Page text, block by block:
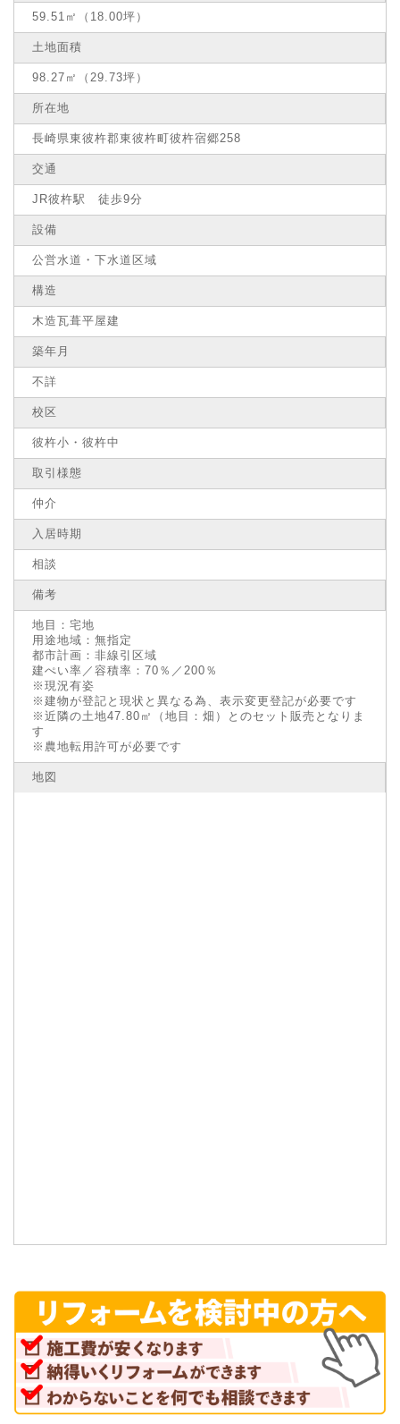
59.51㎡（18.00坪）
土地面積
98.27㎡（29.73坪）
所在地
長崎県東彼杵郡東彼杵町彼杵宿郷258
交通
JR彼杵駅 徒歩9分
設備
公営水道・下水道区域
構造
木造瓦葺平屋建
築年月
不詳
校区
彼杵小・彼杵中
取引様態
仲介
入居時期
相談
備考
地目：宅地
用途地域：無指定
都市計画：非線引区域
建ぺい率／容積率：70％／200％
※現況有姿
※建物が登記と現状と異なる為、表示変更登記が必要です
※近隣の土地47.80㎡（地目：畑）とのセット販売となりま
す
※農地転用許可が必要です
地図